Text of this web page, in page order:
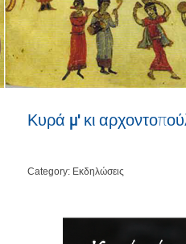
Κυρά μ' κι
Category: Εκδηλώσεις